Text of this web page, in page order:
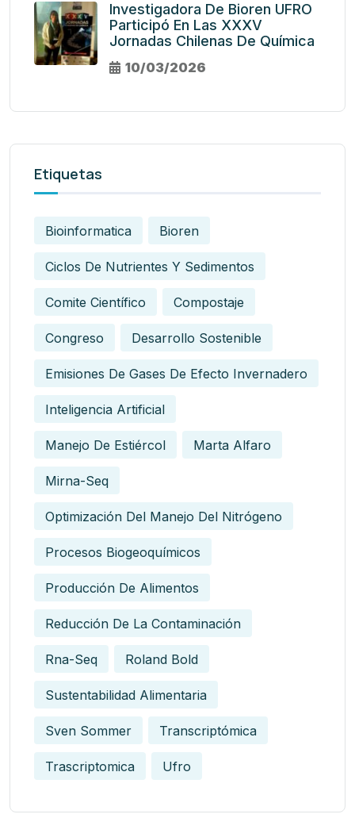
Investigadora De Bioren UFRO
Participó En Las XXXV
Jornadas Chilenas De Química
10/03/2026
Etiquetas
Bioinformatica Bioren
Ciclos De Nutrientes Y Sedimentos
Comite Científico Compostaje
Congreso Desarrollo Sostenible
Emisiones De Gases De Efecto Invernadero
Inteligencia Artificial
Manejo De Estiércol Marta Alfaro
Mirna-Seq
Optimización Del Manejo Del Nitrógeno
Procesos Biogeoquímicos
Producción De Alimentos
Reducción De La Contaminación
Rna-Seq Roland Bold
Sustentabilidad Alimentaria
Sven Sommer Transcriptómica
Trascriptomica Ufro